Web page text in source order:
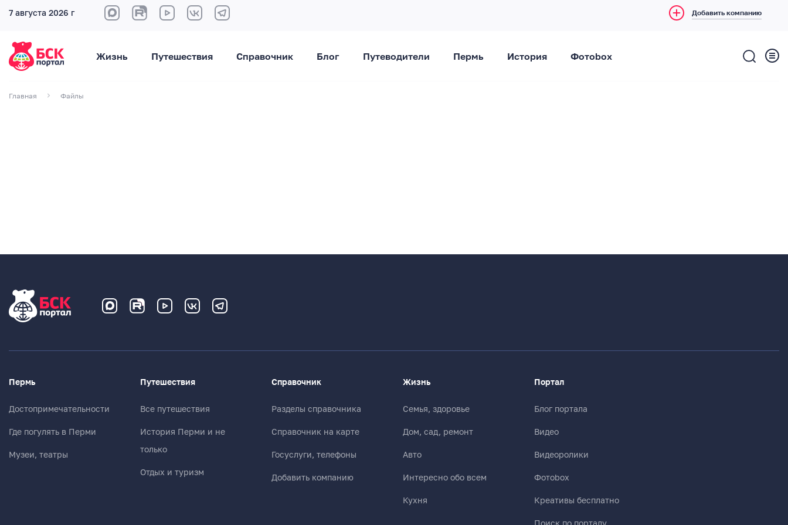
7 августа 2026 г Добавить компанию
Жизнь Путешествия Справочник Блог Путеводители Пермь История Фотоbox
Главная Файлы
Пермь
Достопримечательности
Где погулять в Перми
Музеи, театры
Путешествия
Все путешествия
История Перми и не
только
Отдых и туризм
Справочник
Разделы справочника
Справочник на карте
Госуслуги, телефоны
Добавить компанию
Жизнь
Семья, здоровье
Дом, сад, ремонт
Авто
Интересно обо всем
Кухня
Портал
Блог портала
Видео
Видеоролики
Фотоbox
Креативы бесплатно
Поиск по порталу